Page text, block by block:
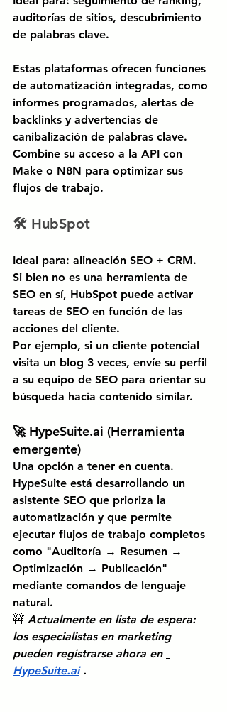
auditorías de sitios, descubrimiento
de palabras clave.
Estas plataformas ofrecen funciones
de automatización integradas, como
informes programados, alertas de
backlinks y advertencias de
canibalización de palabras clave.
Combine su acceso a la API con
Make o N8N para optimizar sus
flujos de trabajo.
🛠 HubSpot
Ideal para: alineación SEO + CRM.
Si bien no es una herramienta de
SEO en sí, HubSpot puede activar
tareas de SEO en función de las
acciones del cliente.
Por ejemplo, si un cliente potencial
visita un blog 3 veces, envíe su perfil
a su equipo de SEO para orientar su
búsqueda hacia contenido similar.
🚀 HypeSuite.ai (Herramienta
emergente)
Una opción a tener en cuenta.
HypeSuite está desarrollando un
asistente SEO que prioriza la
automatización y que permite
ejecutar flujos de trabajo completos
como "Auditoría → Resumen →
Optimización → Publicación"
mediante comandos de lenguaje
natural.
🚧 Actualmente en lista de espera:
los especialistas en marketing
pueden registrarse ahora en
HypeSuite.ai .